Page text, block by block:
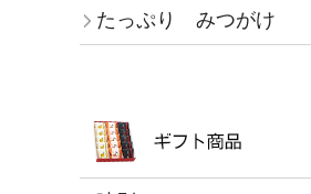
たっぷり みつがけ